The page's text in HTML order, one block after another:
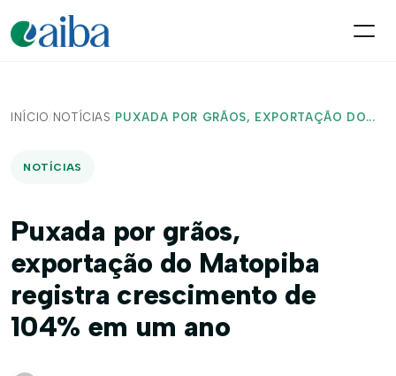
INÍCIO/ NOTÍCIAS / PUXADA POR GRÃOS, EXPORTAÇÃO DO...
NOTÍCIAS
Puxada por grãos,
exportação do Matopiba
registra crescimento de
104% em um ano